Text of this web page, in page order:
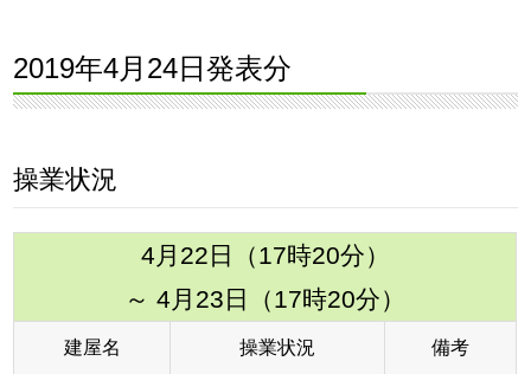
2019年4月24日発表分
操業状況
4月22日（17時20分）
～ 4月23日（17時20分）
建屋名 操業状況 備考